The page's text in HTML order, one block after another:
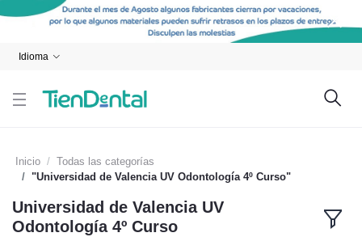
Idioma
Inicio
Todas las categorías
"Universidad de Valencia UV Odontología 4º Curso"
Universidad de Valencia UV
Odontología 4º Curso